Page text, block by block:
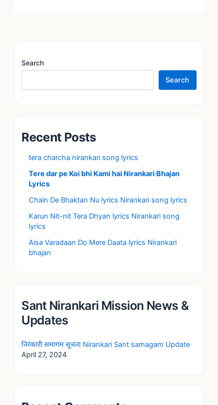
Search
Search
Recent Posts
tera charcha nirankari song lyrics
Tere dar pe Koi bhi Kami hai Nirankari Bhajan
Lyrics
Chain De Bhaktan Nu lyrics Nirankari song lyrics
Karun Nit-nit Tera Dhyan lyrics Nirankari song
lyrics
Aisa Varadaan Do Mere Daata lyrics Nirankari
bhajan
Sant Nirankari Mission News &
Updates
निरंकारी समागम सूचना Nirankari Sant samagam Update
April 27, 2024